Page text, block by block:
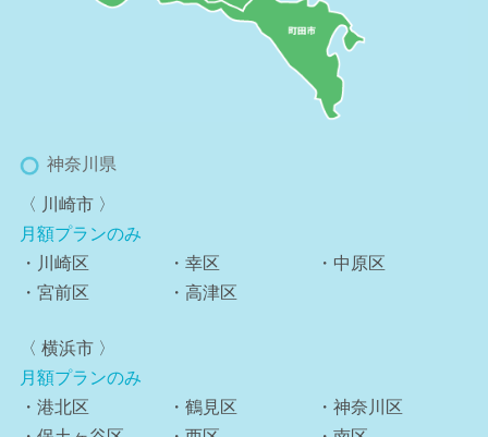
神奈川県
〈 川崎市 〉
月額プランのみ
・川崎区
・幸区
・中原区
・宮前区
・高津区
〈 横浜市 〉
月額プランのみ
・港北区
・鶴見区
・神奈川区